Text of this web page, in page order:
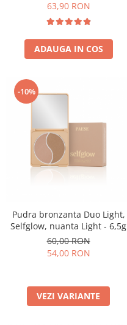
63,90 RON
ADAUGA IN COS
-10%
Pudra bronzanta Duo Light,
Selfglow, nuanta Light - 6,5g
60,00 RON
54,00 RON
VEZI VARIANTE